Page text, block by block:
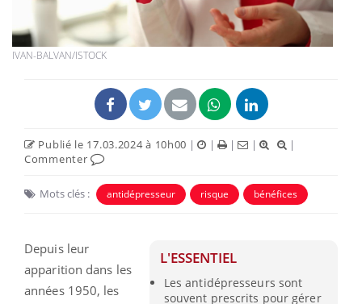
IVAN-BALVAN/ISTOCK
Publié le 17.03.2024 à 10h00 | | | |
|
Commenter
Mots clés : antidépresseur risque bénéfices
L'ESSENTIEL
Les antidépresseurs sont
souvent prescrits pour gérer
Depuis leur
apparition dans les
années 1950, les